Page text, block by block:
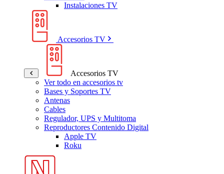
Instalaciones TV
Accesorios TV
Accesorios TV
Ver todo en accesorios tv
Bases y Soportes TV
Antenas
Cables
Regulador, UPS y Multitoma
Reproductores Contenido Digital
Apple TV
Roku